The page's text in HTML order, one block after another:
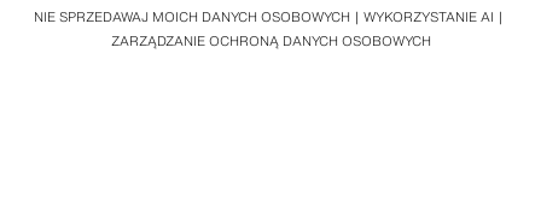
NIE SPRZEDAWAJ MOICH DANYCH OSOBOWYCH
WYKORZYSTANIE AI
ZARZĄDZANIE OCHRONĄ DANYCH OSOBOWYCH